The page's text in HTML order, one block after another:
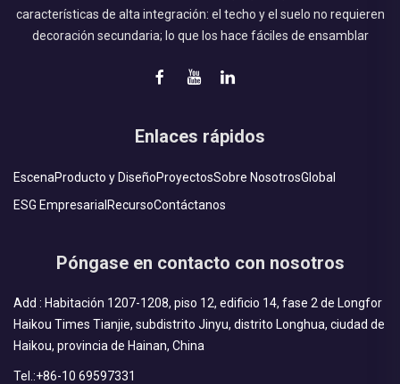
características de alta integración: el techo y el suelo no requieren
decoración secundaria; lo que los hace fáciles de ensamblar
Enlaces rápidos
EscenaProducto y DiseñoProyectosSobre NosotrosGlobal
ESG Empresarial RecursoContáctanos
Póngase en contacto con nosotros
Add : Habitación 1207-1208, piso 12, edificio 14, fase 2 de Longfor
Haikou Times Tianjie, subdistrito Jinyu, distrito Longhua, ciudad de
Haikou, provincia de Hainan, China
Tel.:+86-10 69597331